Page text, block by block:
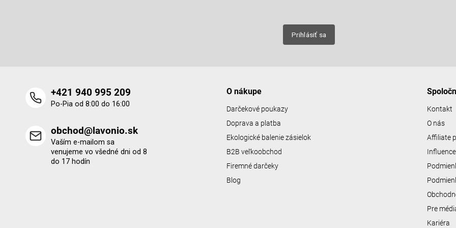
Prihlásiť sa
+421 940 995 209
Po-Pia od 8:00 do 16:00
obchod@lavonio.sk
Vaším e-mailom sa
venujeme vo všedné dni od 8
do 17 hodín
O nákupe
Darčekové poukazy
Doprava a platba
Ekologické balenie zásielok
B2B veľkoobchod
Firemné darčeky
Blog
Kontakt
O nás
Affiliate
Pre
Kariéra